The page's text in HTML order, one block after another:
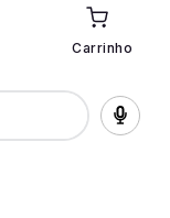
Carrinho